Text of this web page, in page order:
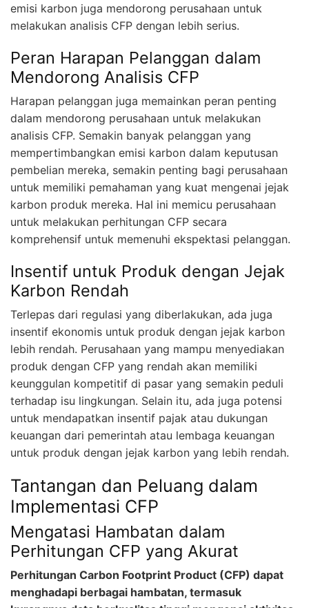
emisi karbon juga mendorong perusahaan untuk
melakukan analisis CFP dengan lebih serius.
Peran Harapan Pelanggan dalam
Mendorong Analisis CFP
Harapan pelanggan juga memainkan peran penting
dalam mendorong perusahaan untuk melakukan
analisis CFP. Semakin banyak pelanggan yang
mempertimbangkan emisi karbon dalam keputusan
pembelian mereka, semakin penting bagi perusahaan
untuk memiliki pemahaman yang kuat mengenai jejak
karbon produk mereka. Hal ini memicu perusahaan
untuk melakukan perhitungan CFP secara
komprehensif untuk memenuhi ekspektasi pelanggan.
Insentif untuk Produk dengan Jejak
Karbon Rendah
Terlepas dari regulasi yang diberlakukan, ada juga
insentif ekonomis untuk produk dengan jejak karbon
lebih rendah. Perusahaan yang mampu menyediakan
produk dengan CFP yang rendah akan memiliki
keunggulan kompetitif di pasar yang semakin peduli
terhadap isu lingkungan. Selain itu, ada juga potensi
untuk mendapatkan insentif pajak atau dukungan
keuangan dari pemerintah atau lembaga keuangan
untuk produk dengan jejak karbon yang lebih rendah.
Tantangan dan Peluang dalam
Implementasi CFP
Mengatasi Hambatan dalam
Perhitungan CFP yang Akurat
Perhitungan Carbon Footprint Product (CFP) dapat
menghadapi berbagai hambatan, termasuk